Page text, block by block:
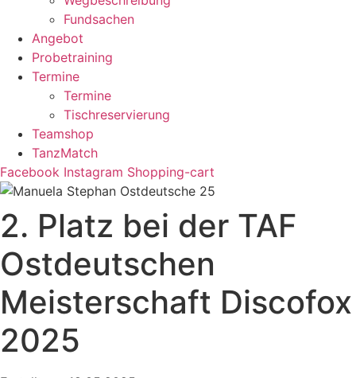
Fundsachen
Angebot
Probetraining
Termine
Termine
Tischreservierung
Teamshop
TanzMatch
Facebook Instagram Shopping-cart
2. Platz bei der TAF
Ostdeutschen
Meisterschaft Discofox
2025